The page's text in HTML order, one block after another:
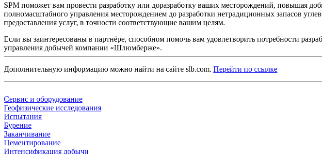
SPM поможет вам провести разработку или доразработку ваших месторождений, повышая
полномасштабного управления месторождением до разработки нетрадиционных запасов
предоставления услуг, в точности соответствующие вашим целям.
Если вы заинтересованы в партнёре, способном помочь вам удовлетворить потребности
управления добычей компании «Шлюмберже».
Дополнительную информацию можно найти на сайте slb.com. Перейти по ссылке
Сервис и оборудование
Геофизические исследования
Испытания
Бурение
Заканчивание
Цементирование
Интенсификация добычи